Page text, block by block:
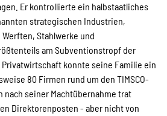
Er kontrollierte ein halbstaatliches
strategischen Industrien,
Stahlwerke und
am Subventionstropf der
konnte seine Familie ein
80 Firmen rund um den TIMSCO-
nach seiner Machtübernahme trat
Direktorenposten - aber nicht von